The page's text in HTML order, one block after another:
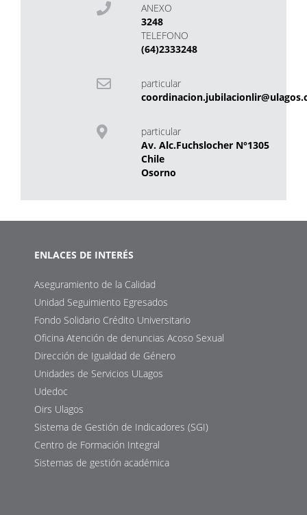
ANEXO
3248
TELEFONO
(64)2333248
particular
particular
Av. Alc.Fuchslocher N°1305
Chile
Osorno
ENLACES DE INTERÉS
Aseguramiento de la Calidad
Unidad Seguimiento Egresados
Fondo Solidario Crédito Universitario
Oficina Atención de denuncias Acoso Sexual
Dirección de Igualdad de Género
Unidades de Servicios ULagos
Udedoc
Oirs Ulagos
Sistema de Gestión de Indicadores (SGI)
Centro de Formación Integral
Sistemas de gestión académica